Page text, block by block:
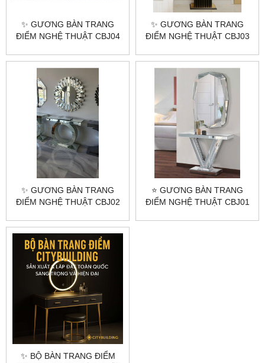
✨ GƯƠNG BÀN TRANG
ĐIỂM NGHỆ THUẬT CBJ04
KHÔNG GIAN SỐNG ✨
✨ GƯƠNG BÀN TRANG
ĐIỂM NGHỆ THUẬT CBJ03
SANG TRỌNG CHO PHÁI
ĐẸP ✨
✨ GƯƠNG BÀN TRANG
ĐIỂM NGHỆ THUẬT CBJ02
GÓC LÀM ĐẸP ✨
⭐ GƯƠNG BÀN TRANG
ĐIỂM NGHỆ THUẬT CBJ01
✨ BỘ BÀN TRANG ĐIỂM